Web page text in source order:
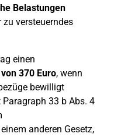
Belastungen
versteuerndes
einen
370 Euro, wenn
bewilligt
33 b Abs. 4
anderen Gesetz,